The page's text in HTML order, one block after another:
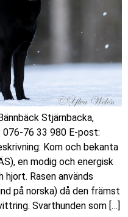
Stjärnbacka,
76 33 980 E-post:
Kom och bekanta
en modig och energisk
hjort. Rasen används
på norska) då den främst
Svarthunden som […]